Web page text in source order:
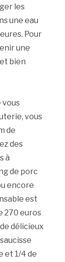
les
une eau
Pour
une
bien
vous
vous
de
des
à
de porc
encore
est
270 euros
délicieux
et 1/4 de